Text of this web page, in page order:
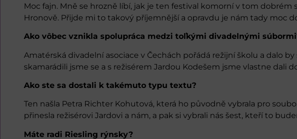
Moc fajn. Mně se hrozně líbí, jak je ten festival komorní v tom dobrém
Hronově. Přijde mi to takový příjemnější a opravdu je nám tady moc
Ako vôbec vznikla spolupráca medzi toľkými divadelnými
Amatérská divadelní asociace v Čechách pořádá režijní školu a dalo
skamarádili jsme se a s režisérem Jardou Kodešem jsme vlastne dali
Ako ste sa dostali k takémuto typu textu?
Ten našla Petra Richter Kohutová, která ho původně vybrala pro
přinesla režisérovi Jardovi a nám, a pak si vybrali nás šest, kteří to
Máte radi Riesling rýnsky?